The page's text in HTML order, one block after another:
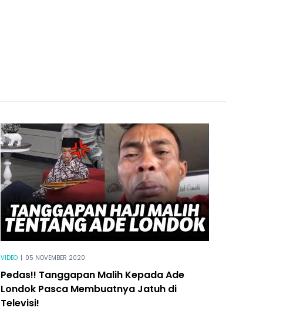
VIDEO | 05 NOVEMBER 2020
Pedas!! Tanggapan Malih Kepada Ade
Londok Pasca Membuatnya Jatuh di
Televisi!